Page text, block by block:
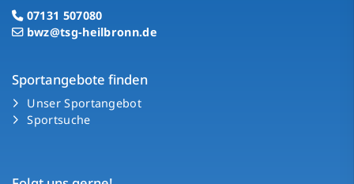
07131 507080
bwz@tsg-heilbronn.de
Sportangebote finden
Unser Sportangebot
Sportsuche